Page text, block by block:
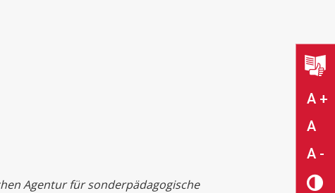
A +
A
A -
Agentur für sonderpädagogische